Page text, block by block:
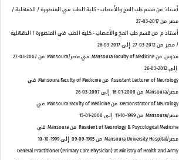
أستاذ من قسم طب المخ والأعصاب - كلية الطب في المنصورة / الدقهلية /
مصر من 2017-03-27
أستاذ م من قسم طب المخ والأعصاب - كلية الطب في المنصورة / الدقهلية
/ مصر من 2012-03-27
إلى 2017-03-26
مدرس من Mansoura Faculty of Medicine في مصر/Mansoura
من 2007-03-27
إلى 2012-03-26
Assistant Lecturer of Neurology من Mansoura Faculty of Medicine
في
مصر/Mansoura
من 2000-01-16
إلى 2007-03-26
Demonstrator of Neurology من Mansoura Faculty of Medicine
في
مصر/Mansoura
من 1999-10-11
إلى 2000-01-15
Resident of Neurology & Psycological Medicine من Mansoura
في
مصر/Mansoura University Hospital
من 1995-09-09
إلى 1999-10-10
General Practitioner (Primary Care Physician) at Ministry of Health and Army